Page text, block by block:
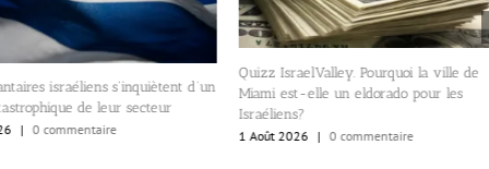
israéliens s’inquiètent d’un
de leur secteur
| 0 commentaire
Quizz IsraelValley. Pourquoi la ville de
Miami est-elle un eldorado pour les
Israéliens?
1 Août 2026 | 0 commentaire